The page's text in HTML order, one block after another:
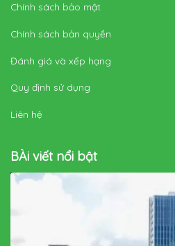
Chính sách bảo mật
Chính sách bản quyền
Đánh giá và xếp hạng
Quy định sử dụng
Liên hệ
BÀi viết nổi bật